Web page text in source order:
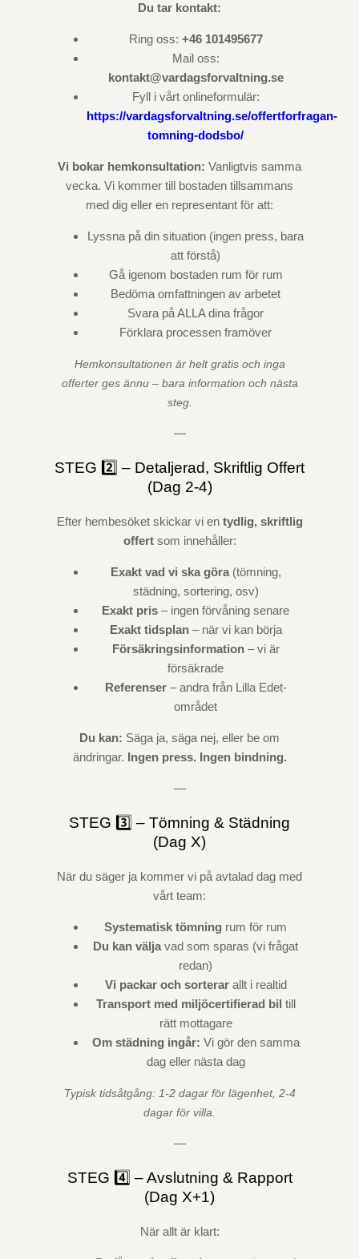
Du tar kontakt:
Ring oss: +46 101495677
Mail oss:
kontakt@vardagsforvaltning.se
Fyll i vårt onlineformulär:
https://vardagsforvaltning.se/offertforfragan-
tomning-dodsbo/
Vi bokar hemkonsultation: Vanligtvis samma
vecka. Vi kommer till bostaden tillsammans
med dig eller en representant för att:
Lyssna på din situation (ingen press, bara
att förstå)
Gå igenom bostaden rum för rum
Bedöma omfattningen av arbetet
Svara på ALLA dina frågor
Förklara processen framöver
Hemkonsultationen är helt gratis och inga
offerter ges ännu – bara information och nästa
steg.
—
STEG 2️⃣ – Detaljerad, Skriftlig Offert
(Dag 2-4)
Efter hembesöket skickar vi en tydlig, skriftlig
offertsom innehåller:
Exakt vad vi ska göra(tömning,
städning, sortering, osv)
Exakt pris – ingen förvåning senare
Exakt tidsplan– när vi kan börja
Försäkringsinformation– vi är
försäkrade
Referenser– andra från Lilla Edet-
området
Du kan: Säga ja, säga nej, eller be om
ändringar. Ingen press. Ingen bindning.
—
STEG 3️⃣ – Tömning & Städning
(Dag X)
När du säger ja kommer vi på avtalad dag med
vårt team:
Systematisk tömning rum för rum
Du kan välja vad som sparas (vi frågat
redan)
Vi packar och sorterarallt i realtid
Transport med miljöcertifierad bil till
rätt mottagare
Om städning ingår: Vi gör den samma
dag eller nästa dag
Typisk tidsåtgång: 1-2 dagar för lägenhet, 2-4
dagar för villa.
—
STEG 4️⃣ – Avslutning & Rapport
(Dag X+1)
När allt är klart: